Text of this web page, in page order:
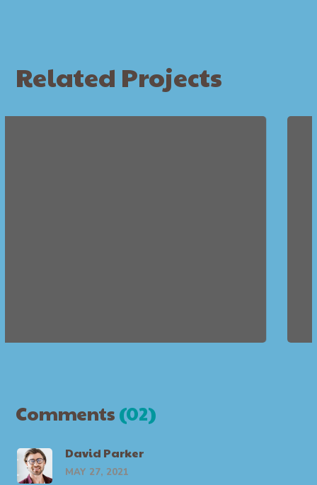
Related Projects
Comments(02)
David Parker
MAY 27, 2021